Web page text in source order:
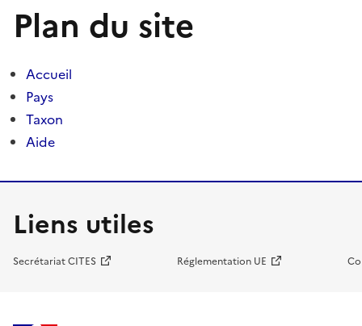
Plan du site
Accueil
Pays
Taxon
Aide
Liens utiles
Secrétariat CITES Réglementation UE